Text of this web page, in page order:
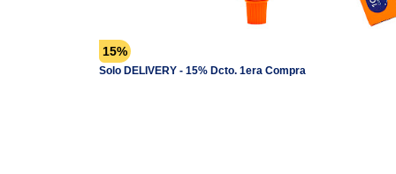
15%
Solo DELIVERY - 15% Dcto. 1era Compra